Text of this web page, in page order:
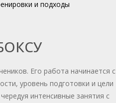
и подходы
Его работа начинается с
уровень подготовки и цели
интенсивные занятия с